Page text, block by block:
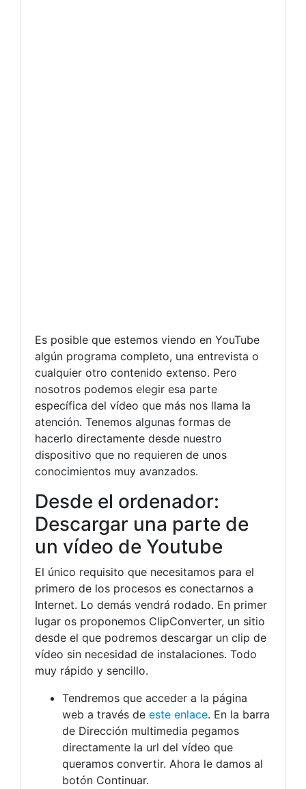
Es posible que estemos viendo en YouTube
algún programa completo, una entrevista o
cualquier otro contenido extenso. Pero
nosotros podemos elegir esa parte
específica del vídeo que más nos llama la
atención. Tenemos algunas formas de
hacerlo directamente desde nuestro
dispositivo que no requieren de unos
conocimientos muy avanzados.
Desde el ordenador:
Descargar una parte de
un vídeo de Youtube
El único requisito que necesitamos para el
primero de los procesos es conectarnos a
Internet. Lo demás vendrá rodado. En primer
lugar os proponemos ClipConverter, un sitio
desde el que podremos descargar un clip de
vídeo sin necesidad de instalaciones. Todo
muy rápido y sencillo.
Tendremos que acceder a la página
web a través de este enlace. En la barra
de Dirección multimedia pegamos
directamente la url del vídeo que
queramos convertir. Ahora le damos al
botón Continuar.